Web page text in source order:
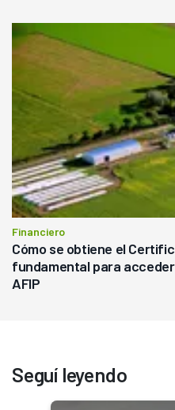
Financiero
Cómo se obtiene el
fundamental para
AFIP
Seguí leyendo